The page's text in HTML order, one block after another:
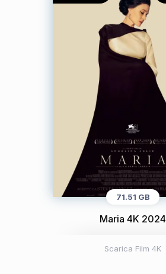
71.51 GB
Maria 4K 2024
Scarica Film 4K